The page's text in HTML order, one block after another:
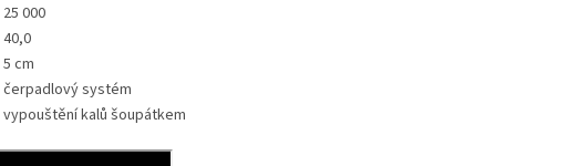
25 000
40,0
5 cm
čerpadlový systém
vypouštění kalů šoupátkem